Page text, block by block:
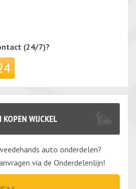
(24/7)?
WIJCKEL
auto onderdelen?
via de Onderdelenlijn!